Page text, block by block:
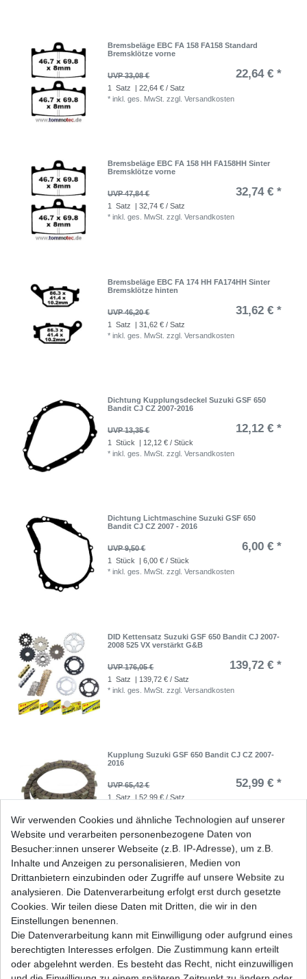
Bremsbeläge EBC FA 158 FA158 Standard
Bremsklötze vorne
UVP 33,08 € 22,64 € *
1 Satz
| 22,64 € / Satz
*inkl. ges. MwSt. zzgl.Versandkosten
Bremsbeläge EBC FA 158 HH FA158HH Sinter
Bremsklötze vorne
UVP 47,84 € 32,74 € *
1 Satz
| 32,74 € / Satz
*inkl. ges. MwSt. zzgl.Versandkosten
Bremsbeläge EBC FA 174 HH FA174HH Sinter
Bremsklötze hinten
UVP 46,20 € 31,62 € *
1 Satz
| 31,62 € / Satz
*inkl. ges. MwSt. zzgl.Versandkosten
Dichtung Kupplungsdeckel Suzuki GSF 650
Bandit CJ CZ 2007-2016
UVP 13,35 € 12,12 € *
1 Stück
| 12,12 € / Stück
*inkl. ges. MwSt. zzgl.Versandkosten
Dichtung Lichtmaschine Suzuki GSF 650
Bandit CJ CZ 2007 - 2016
UVP 9,50 € 6,00 € *
1 Stück
| 6,00 € / Stück
*inkl. ges. MwSt. zzgl.Versandkosten
DID Kettensatz Suzuki GSF 650 Bandit CJ 2007-
2008 525 VX verstärkt G&B
UVP 176,05 € 139,72 € *
1 Satz
| 139,72 € / Satz
*inkl. ges. MwSt. zzgl.Versandkosten
Kupplung Suzuki GSF 650 Bandit CJ CZ 2007-
2016
UVP 65,42 € 52,99 € *
1 Satz
| 52,99 € / Satz
Luftfilter Hiflo Suzuki GSF 650 Bandit CJ CZ
2007-2016
UVP 20,44 € 16,69 € *
*inkl. ges. MwSt.
Wir verwenden Cookies und ähnliche Technologien auf unserer
Website und verarbeiten personenbezogene Daten von
Besucher:innen unserer Webseite (z.B. IP-Adresse), um z.B.
Inhalte und Anzeigen zu personalisieren, Medien von
Drittanbietern einzubinden oder Zugriffe auf unsere Website zu
analysieren. Die Datenverarbeitung erfolgt erst durch gesetzte
Cookies. Wir teilen diese Daten mit Dritten, die wir in den
Einstellungen benennen.
Die Datenverarbeitung kann mit Einwilligung oder aufgrund eines
berechtigten Interesses erfolgen. Die Zustimmung kann erteilt
oder abgelehnt werden. Es besteht das Recht, nicht einzuwilligen